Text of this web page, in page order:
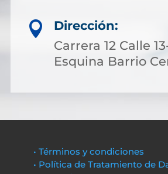

Dirección:
Carrera 12 Calle
Esquina Barrio
• Términos y condiciones
• Política de Tratamiento de